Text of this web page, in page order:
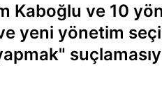
Kaboğlu ve 10
yeni yönetim